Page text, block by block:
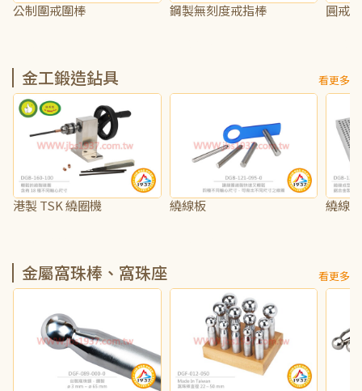
公制圍戒圍棒
鋼製無刻度戒指棒
圓戒
金工鍛造鉆具 看更多
港製 TSK 繞圈機
繞線板
繞線
金屬窩珠棒、窩珠座 看更多